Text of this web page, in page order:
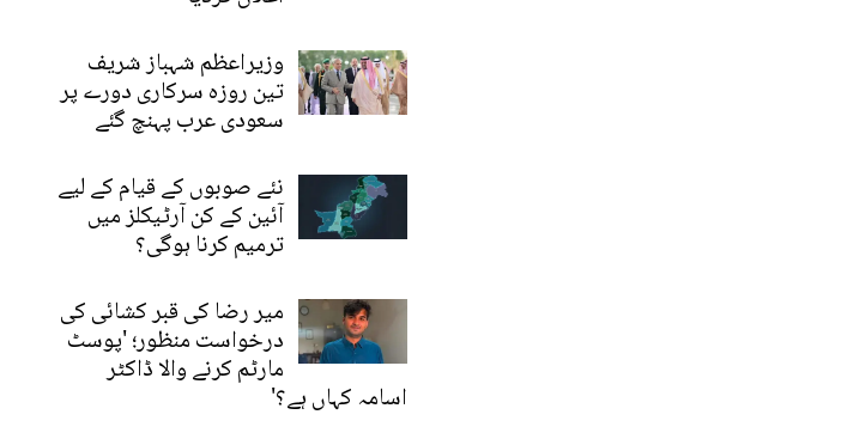
وزیراعظم شہباز شریف
تین روزہ سرکاری دورے پر
سعودی عرب پہنچ گئے
نئے صوبوں کے قیام کے لیے
آئین کے کن آرٹیکلز میں
ترمیم کرنا ہوگی؟
میر رضا کی قبر کشائی کی
درخواست منظور؛ 'پوسٹ
مارٹم کرنے والا ڈاکٹر
اسامہ کہاں ہے؟'